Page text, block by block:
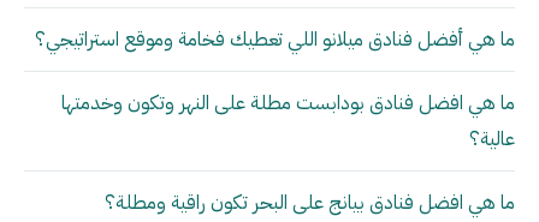
ما هي أفضل فنادق ميلانو اللي تعطيك فخامة وموقع استراتيجي؟
ما هي افضل فنادق بودابست مطلة على النهر وتكون وخدمتها
عالية؟
ما هي افضل فنادق بيانج على البحر تكون راقية ومطلة؟